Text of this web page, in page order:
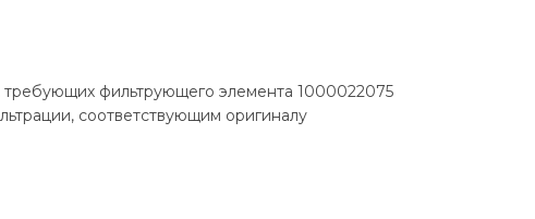
фильтрующего элемента 1000022075
соответствующим оригиналу